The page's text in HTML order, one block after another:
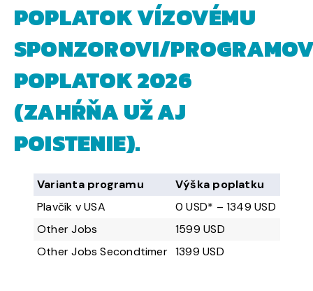
POPLATOK VÍZOVÉMU
SPONZOROVI/
POPLATOK 2026
(ZAHŔŇA UŽ AJ
POISTENIE).
Varianta programu
Výška poplatku
Plavčík v USA
0 USD* – 1349 USD
Other Jobs
1599 USD
Other Jobs Secondtimer 1399 USD